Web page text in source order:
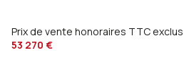
Prix de vente honoraires TTC exclus
53 270 €